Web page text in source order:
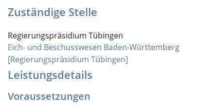
Zuständige Stelle
Regierungspräsidium Tübingen
Eich- und Beschusswesen Baden-Württemberg
[Regierungspräsidium Tübingen]
Leistungsdetails
Voraussetzungen